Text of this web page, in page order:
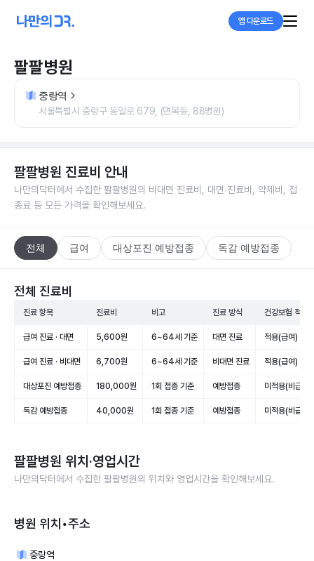
앱 다운로드
팔팔병원
중랑역
서울특별시 중랑구 동일로 679, (면목동, 88병원)
팔팔병원 진료비 안내
나만의닥터에서 수집한 팔팔병원의 비대면 진료비, 대면 진료비, 약제비, 접
종료 등 모든 가격을 확인해보세요.
전체 급여 대상포진 예방접종 독감 예방접종
전체 진료비
진료 항목 진료비 비고 진료 방식 건강보험 적용
급여 진료 · 대면 5,600원 6~64세 기준 대면 진료 적용(급여)
급여 진료 · 비대면 6,700원 6~64세 기준 비대면 진료 적용(급여)
대상포진 예방접종 180,000원 1회 접종 기준 예방접종 미적용(비급여)
독감 예방접종 40,000원 1회 접종 기준 예방접종 미적용(비급여)
팔팔병원 위치·영업시간
나만의닥터에서 수집한 팔팔병원의 위치와 영업시간을 확인해보세요.
병원 위치•주소
중랑역